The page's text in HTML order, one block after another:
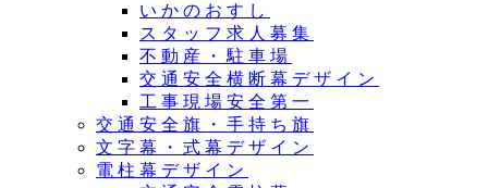
いかのおすし
スタッフ求人募集
不動産・駐車場
交通安全横断幕デザイン
工事現場安全第一
交通安全旗・手持ち旗
文字幕・式幕デザイン
電柱幕デザイン